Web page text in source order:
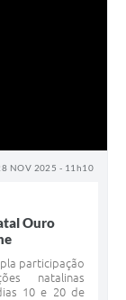
NOV 2025 - 11h10
Ouro
participação
natalinas
10 e 20 de